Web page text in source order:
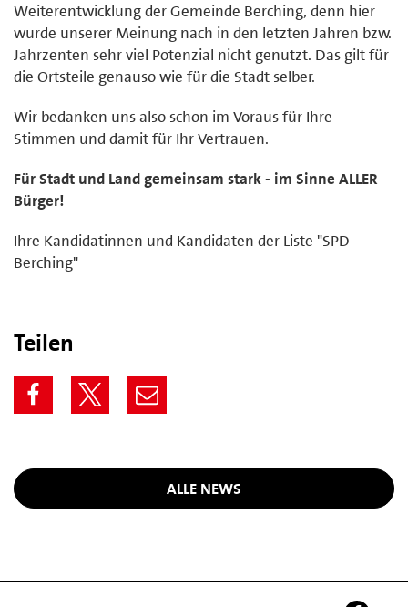
Weiterentwicklung der Gemeinde Berching, denn hier
wurde unserer Meinung nach in den letzten Jahren bzw.
Jahrzenten sehr viel Potenzial nicht genutzt. Das gilt für
die Ortsteile genauso wie für die Stadt selber.
Wir bedanken uns also schon im Voraus für Ihre
Stimmen und damit für Ihr Vertrauen.
Für Stadt und Land gemeinsam stark - im Sinne ALLER
Bürger!
Ihre Kandidatinnen und Kandidaten der Liste "SPD
Berching"
Teilen
ALLE NEWS